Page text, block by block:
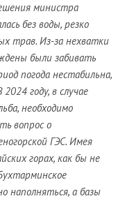
министра
без воды, резко
трав. Из-за нехватки
были забивать
погода нестабильна,
году, в случае
необходимо
вопрос о
ГЭС. Имея
горах, как бы не
наполняться, а базы